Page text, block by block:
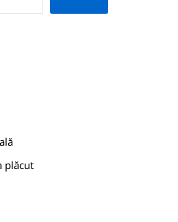
plăcut